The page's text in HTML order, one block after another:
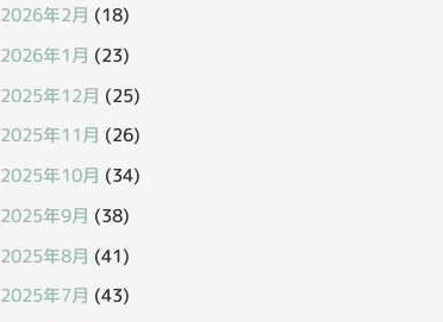
2026年2月 (18)
2026年1月 (23)
2025年12月 (25)
2025年11月 (26)
2025年10月 (34)
2025年9月 (38)
2025年8月 (41)
2025年7月 (43)